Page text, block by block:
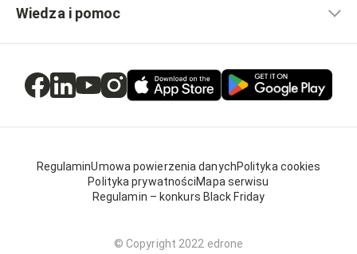
Wiedza i pomoc
RegulaminUmowa powierzenia danychPolityka cookies
Polityka prywatnościMapa serwisu
Regulamin – konkurs Black Friday
© Copyright 2022 edrone